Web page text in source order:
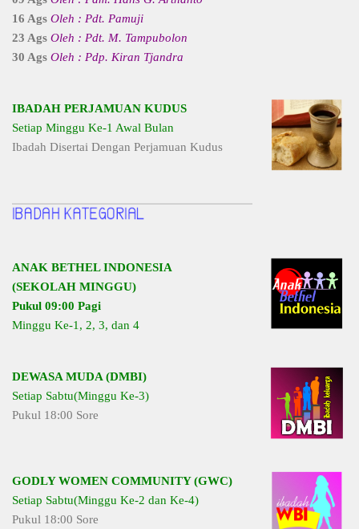
16 Ags Oleh : Pdt. Pamuji
23 Ags Oleh : Pdt. M. Tampubolon
30 Ags Oleh : Pdp. Kiran Tjandra
IBADAH PERJAMUAN KUDUS
Setiap Minggu Ke-1 Awal Bulan
Ibadah Disertai Dengan Perjamuan Kudus
ANAK BETHEL INDONESIA
(SEKOLAH MINGGU)
Pukul 09:00 Pagi
Minggu Ke-1, 2, 3, dan 4
DEWASA MUDA (DMBI)
Setiap Sabtu(Minggu Ke-3)
Pukul 18:00 Sore
GODLY WOMEN COMMUNITY (GWC)
Setiap Sabtu(Minggu Ke-2 dan Ke-4)
Pukul 18:00 Sore